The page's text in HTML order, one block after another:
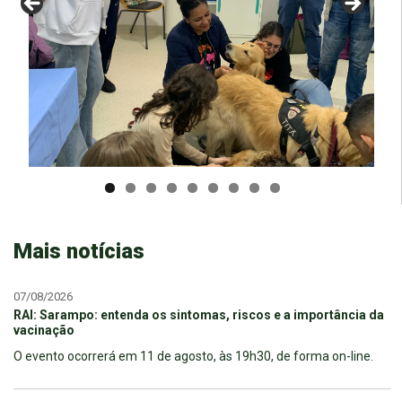
Mais notícias
07/08/2026
RAI: Sarampo: entenda os sintomas, riscos e a importância da
vacinação
O evento ocorrerá em 11 de agosto, às 19h30, de forma on-line.